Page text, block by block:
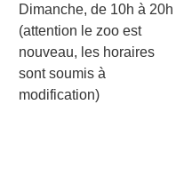
Dimanche, de 10h à 20h
(attention le zoo est
nouveau, les horaires
sont soumis à
modification)